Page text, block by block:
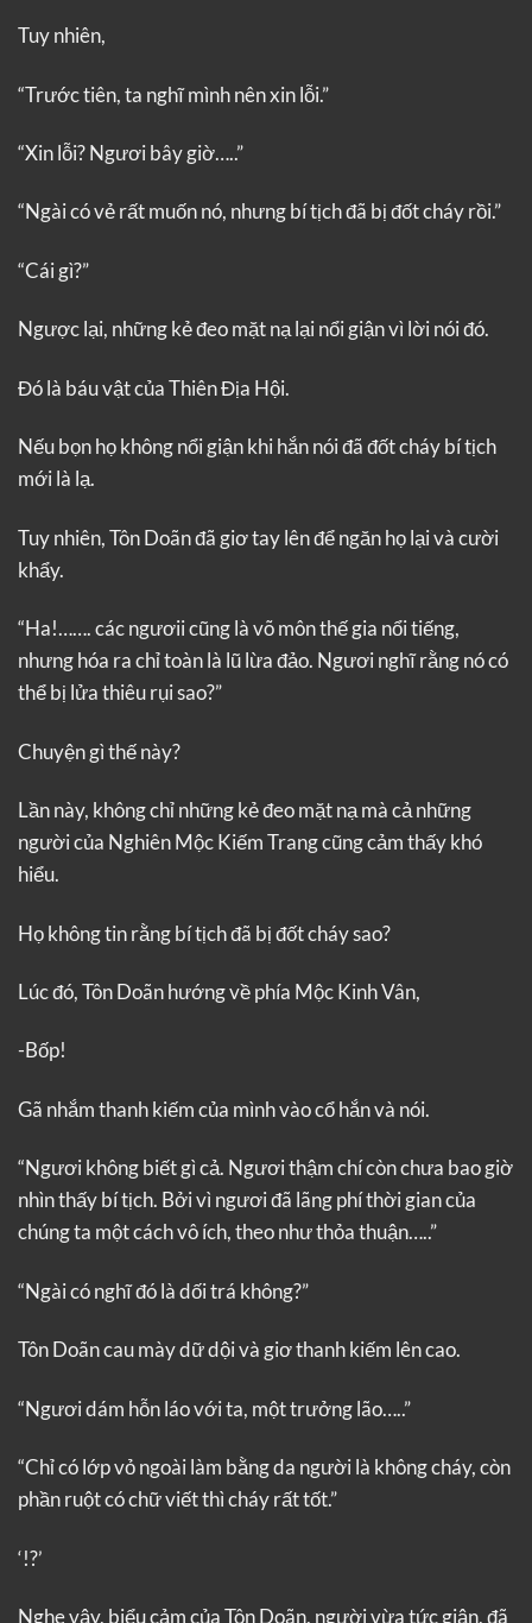
Tuy nhiên,
“Trước tiên, ta nghĩ mình nên xin lỗi.”
“Xin lỗi? Ngươi bây giờ…..”
“Ngài có vẻ rất muốn nó, nhưng bí tịch đã bị đốt cháy rồi.”
“Cái gì?”
Ngược lại, những kẻ đeo mặt nạ lại nổi giận vì lời nói đó.
Đó là báu vật của Thiên Địa Hội.
Nếu bọn họ không nổi giận khi hắn nói đã đốt cháy bí tịch
mới là lạ.
Tuy nhiên, Tôn Doãn đã giơ tay lên để ngăn họ lại và cười
khẩy.
“Ha!……. các ngươii cũng là võ môn thế gia nổi tiếng,
nhưng hóa ra chỉ toàn là lũ lừa đảo. Ngươi nghĩ rằng nó có
thể bị lửa thiêu rụi sao?”
Chuyện gì thế này?
Lần này, không chỉ những kẻ đeo mặt nạ mà cả những
người của Nghiên Mộc Kiếm Trang cũng cảm thấy khó
hiểu.
Họ không tin rằng bí tịch đã bị đốt cháy sao?
Lúc đó, Tôn Doãn hướng về phía Mộc Kinh Vân,
-Bốp!
Gã nhắm thanh kiếm của mình vào cổ hắn và nói.
“Ngươi không biết gì cả. Ngươi thậm chí còn chưa bao giờ
nhìn thấy bí tịch. Bởi vì ngươi đã lãng phí thời gian của
chúng ta một cách vô ích, theo như thỏa thuận…..”
“Ngài có nghĩ đó là dối trá không?”
Tôn Doãn cau mày dữ dội và giơ thanh kiếm lên cao.
“Ngươi dám hỗn láo với ta, một trưởng lão…..”
“Chỉ có lớp vỏ ngoài làm bằng da người là không cháy, còn
phần ruột có chữ viết thì cháy rất tốt.”
‘!?’
Nghe vậy, biểu cảm của Tôn Doãn, người vừa tức giận, đã